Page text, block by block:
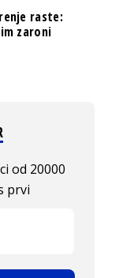
raste:
zaroni
od 20000
prvi